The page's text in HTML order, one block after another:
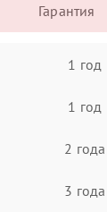
Гарантия
1 год
1 год
2 года
3 года